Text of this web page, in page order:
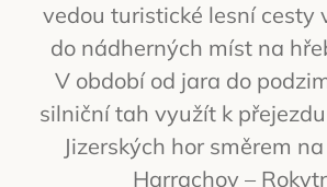
vedou turistické lesní cesty
do nádherných míst na
V období od jara do
silniční tah využít k
Jizerských hor směrem
Harrachov –